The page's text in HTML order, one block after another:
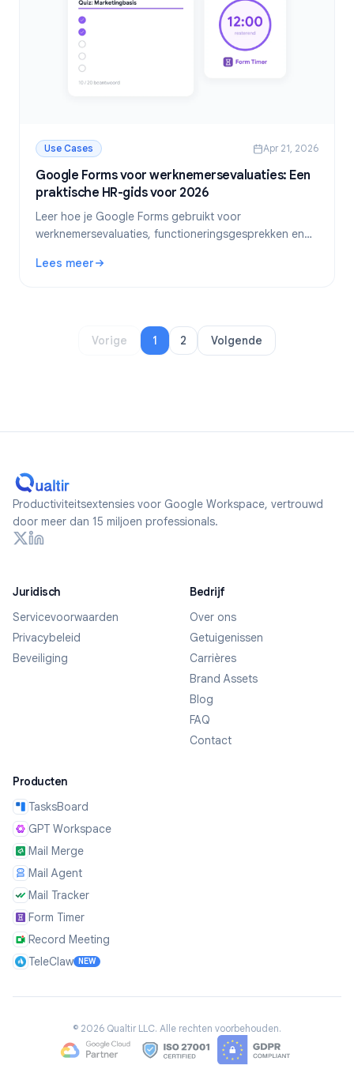
Use Cases Apr 21, 2026
Google Forms voor werknemersevaluaties: Een
praktische HR-gids voor 2026
Leer hoe je Google Forms gebruikt voor
werknemersevaluaties, functioneringsgesprekken en
sjablonen.
Lees meer
: Google Forms voor werknemersevaluaties: Een
Vorige 1 2 Volgende
Productiviteitsextensies voor Google Workspace, vertrouwd
door meer dan 15 miljoen professionals.
Juridisch
Servicevoorwaarden
Privacybeleid
Beveiliging
Bedrijf
Over ons
Getuigenissen
Carrières
Brand Assets
Blog
FAQ
Contact
Producten
TasksBoard
GPT Workspace
Mail Merge
Mail Agent
Mail Tracker
Form Timer
Record Meeting
TeleClaw NEW
© 2026 Qualtir LLC. Alle rechten voorbehouden.